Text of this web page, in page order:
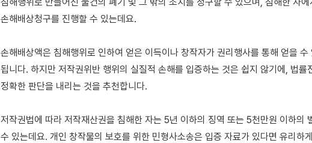
손해배상청구를 진행할 수 있는데요.
손해배상액은 침해행위로 인하여 얻은 이득이나 창작자가 권리행사를 통해 얻을 수
됩니다. 하지만 저작권위반 행위의 실질적 손해를 입증하는 것은 쉽지 않기에, 법률
정확한 판단을 내리는 것을 추천합니다.
저작권법에 따라 저작재산권을 침해한 자는 5년 이하의 징역 또는 5천만원 이하의
수 있는데요. 개인 창작물의 보호를 위한 민형사소송은 입증 자료가 있다면 유리하